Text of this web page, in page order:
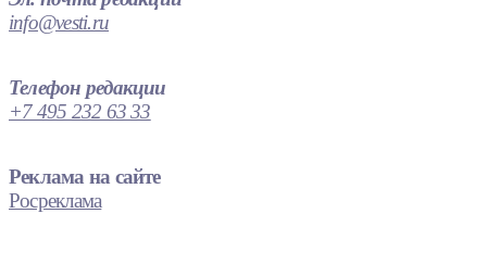
info@vesti.ru
Телефон редакции
+7 495 232 63 33
Реклама на сайте
Росреклама